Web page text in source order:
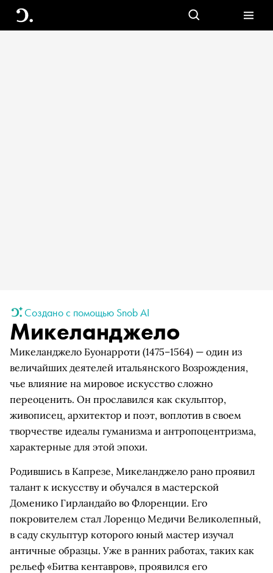
Создано с помощью Snob AI
Микеланджело
Микеланджело Буонарроти (1475–1564) — один из
величайших деятелей итальянского Возрождения,
чье влияние на мировое искусство сложно
переоценить. Он прославился как скульптор,
живописец, архитектор и поэт, воплотив в своем
творчестве идеалы гуманизма и антропоцентризма,
характерные для этой эпохи.
Родившись в Капрезе, Микеланджело рано проявил
талант к искусству и обучался в мастерской
Доменико Гирландайо во Флоренции. Его
покровителем стал Лоренцо Медичи Великолепный,
в саду скульптур которого юный мастер изучал
античные образцы. Уже в ранних работах, таких как
рельеф «Битва кентавров», проявился его